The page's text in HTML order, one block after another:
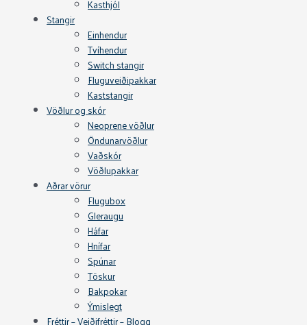
Kasthjól
Stangir
Einhendur
Tvíhendur
Switch stangir
Fluguveiðipakkar
Kaststangir
Vöðlur og skór
Neoprene vöðlur
Öndunarvöðlur
Vaðskór
Vöðlupakkar
Aðrar vörur
Flugubox
Gleraugu
Háfar
Hnífar
Spúnar
Töskur
Bakpokar
Ýmislegt
Fréttir – Veiðifréttir – Blogg